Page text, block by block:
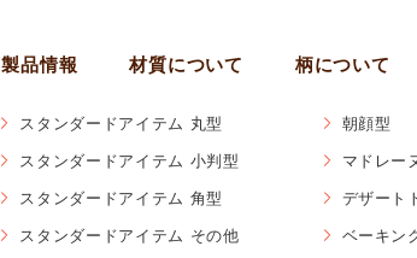
製品情報 材質について 柄について
スタンダードアイテム 丸型
スタンダードアイテム 小判型
スタンダードアイテム 角型
スタンダードアイテム その他
朝顔型
マドレー
デザート
ベーキン